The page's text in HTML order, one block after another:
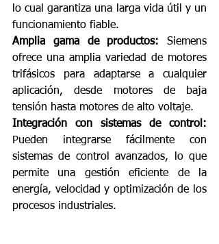
lo cual garantiza una larga vida útil y un
funcionamiento fiable.
Amplia gama de productos: Siemens
ofrece una amplia variedad de motores
trifásicos para adaptarse a cualquier
aplicación, desde motores de baja
tensión hasta motores de alto voltaje.
Integración con sistemas de control:
Pueden integrarse fácilmente con
sistemas de control avanzados, lo que
permite una gestión eficiente de la
energía, velocidad y optimización de los
procesos industriales.